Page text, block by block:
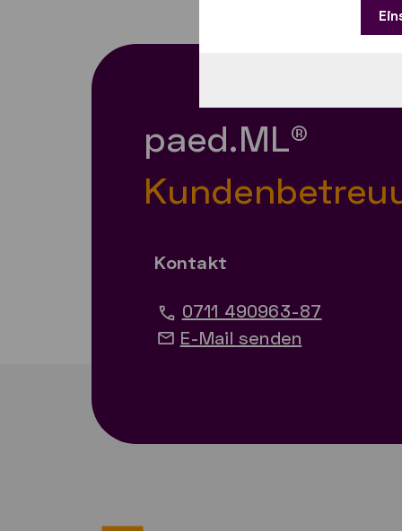
paed.ML®
Kontakt
0711 490963-87
E-Mail senden